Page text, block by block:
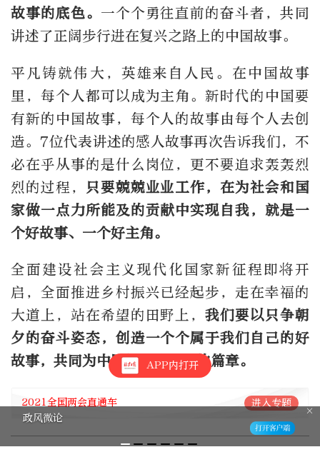
故事的底色。 一个个勇往直前的奋斗者，共同
讲述了正阔步行进在复兴之路上的中国故事。
平凡铸就伟大，英雄来自人民。在中国故事
里，每个人都可以成为主角。新时代的中国要
有新的中国故事，每个人的故事由每个人去创
造。7位代表讲述的感人故事再次告诉我们，不
必在乎从事的是什么岗位，更不要追求轰轰烈
烈的过程，
只要兢兢业业工作，在为社会和国
家做一点力所能及的贡献中实现自我，就是一
个好故事、一个好主角。
全面建设社会主义现代化国家新征程即将开
启，全面推进乡村振兴已经起步，走在幸福的
大道上，站在希望的田野上，我们要以只争朝
夕的奋斗姿态，创造一个个属于我们自己的好
故事，共同为中国故事续写新的篇章。
2021全国两会直通车 进入专题
APP内打开
政风微论